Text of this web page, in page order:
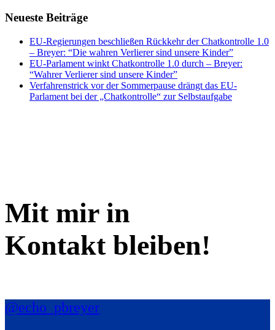
Neueste Beiträge
EU-Regierungen beschließen Rückkehr der Chatkontrolle 1.0
– Breyer: “Die wahren Verlierer sind unsere Kinder”
EU-Parlament winkt Chatkontrolle 1.0 durch – Breyer:
“Wahrer Verlierer sind unsere Kinder”
Verfahrenstrick vor der Sommerpause drängt das EU-
Parlament bei der „Chatkontrolle“ zur Selbstaufgabe
Mit mir in
Kontakt bleiben!
@echo_pbreyer